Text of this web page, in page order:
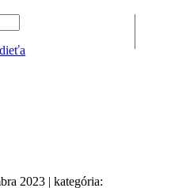
2023 | kategória: